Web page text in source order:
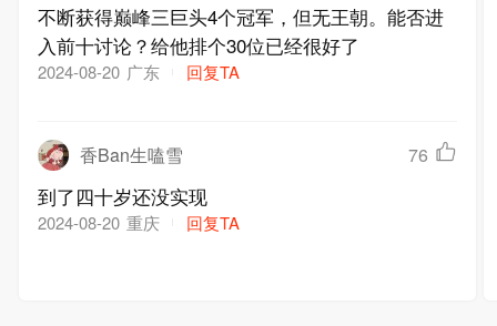
不断获得巅峰三巨头4个冠军，但无王朝。能否进
入前十讨论？给他排个30位已经很好了
2024-08-20 广东 回复TA
香Ban生嗑雪 76
到了四十岁还没实现
2024-08-20 重庆 回复TA